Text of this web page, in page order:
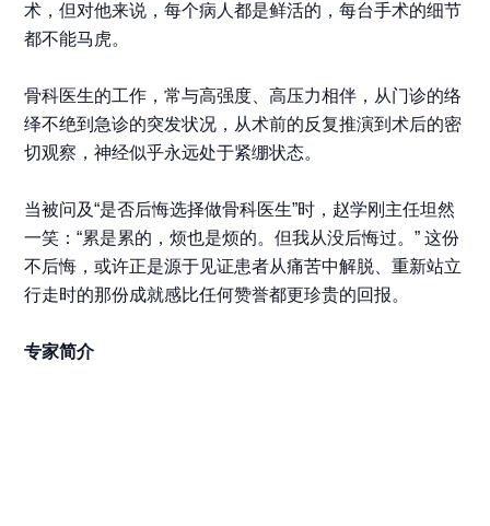
术，但对他来说，每个病人都是鲜活的，每台手术的细节
都不能马虎。
骨科医生的工作，常与高强度、高压力相伴，从门诊的络
绎不绝到急诊的突发状况，从术前的反复推演到术后的密
切观察，神经似乎永远处于紧绷状态。
当被问及“是否后悔选择做骨科医生”时，赵学刚主任坦然
一笑：“累是累的，烦也是烦的。但我从没后悔过。” 这份
不后悔，或许正是源于见证患者从痛苦中解脱、重新站立
行走时的那份成就感比任何赞誉都更珍贵的回报。
专家简介